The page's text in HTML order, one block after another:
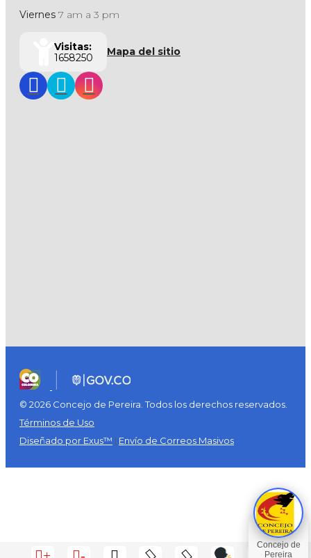
+ -
Viernes 7 am a 3 pm
Visitas:
1658250
Mapa del sitio
© 2026 Concejo de Pereira. Todos los derechos reservados.
Términos de Uso
Diseñado por Exus™ | Envío de Correos Masivos